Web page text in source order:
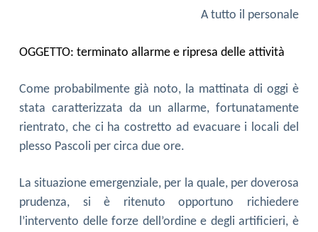
A tutto il personale
OGGETTO: terminato allarme e ripresa delle attività
Come probabilmente già noto, la mattinata di oggi è
stata caratterizzata da un allarme, fortunatamente
rientrato, che ci ha costretto ad evacuare i locali del
plesso Pascoli per circa due ore.
La situazione emergenziale, per la quale, per doverosa
prudenza, si è ritenuto opportuno richiedere
l’intervento delle forze dell’ordine e degli artificieri, è